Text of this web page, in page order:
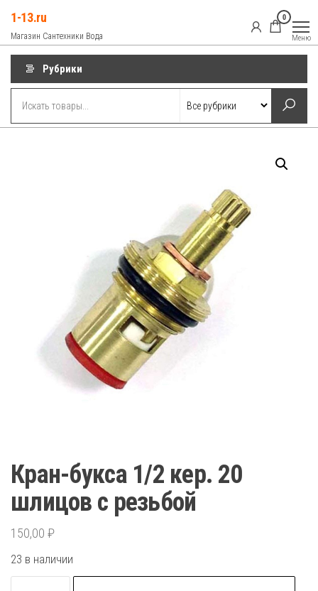
содержимому
1-13.ru
Магазин Сантехники Вода
0
Меню
Рубрики
Кран-букса 1/2 кер. 20
шлицов с резьбой
150,00 ₽
23 в наличии